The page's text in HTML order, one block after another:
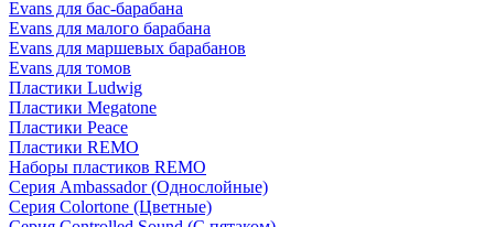
Evans для бас-барабана
Evans для малого барабана
Evans для маршевых барабанов
Evans для томов
Пластики Ludwig
Пластики Megatone
Пластики Peace
Пластики REMO
Наборы пластиков REMO
Серия Ambassador (Однослойные)
Серия Colortone (Цветные)